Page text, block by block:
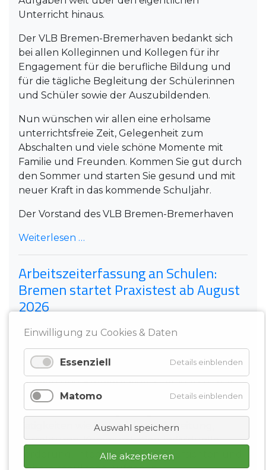
Unterricht hinaus.
Der VLB Bremen-Bremerhaven bedankt sich
bei allen Kolleginnen und Kollegen für ihr
Engagement für die berufliche Bildung und
für die tägliche Begleitung der Schülerinnen
und Schüler sowie der Auszubildenden.
Nun wünschen wir allen eine erholsame
unterrichtsfreie Zeit, Gelegenheit zum
Abschalten und viele schöne Momente mit
Familie und Freunden. Kommen Sie gut durch
den Sommer und starten Sie gesund und mit
neuer Kraft in das kommende Schuljahr.
Der Vorstand des VLB Bremen-Bremerhaven
Weiterlesen …
Arbeitszeiterfassung an Schulen:
Bremen startet Praxistest ab August
2026
Ab August 2026 startet Bremen einen echten
Praxistest zur digitalen Arbeitszeiterfassung für
Lehrkräfte. Nach Angaben des Senators für
Kinder und Bildung sollen an neun Schulen in
Bremen und Bremerhaven künftig nicht nur
Unterrichtsstunden dokumentiert werden,
sondern auch bislang weniger sichtbare
Tätigkeiten wie Unterrichtsvorbereitung,
Korrekturen, Kommunikation, individuelle
Förderung, Integration, Pausenaufsichten und
Einwilligung zu Cookies & Daten
Essenziell Details einblenden
Matomo Details einblenden
Auswahl speichern
Alle akzeptieren